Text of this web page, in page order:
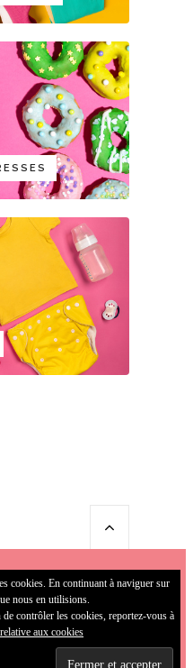
All Rights
cookies. En continuant à naviguer sur
nous en utilisions.
contrôler les cookies, reportez-vous à
aux cookies